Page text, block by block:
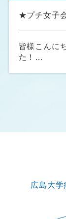
★プチ女子
皆様こんに
た！…
広島大学